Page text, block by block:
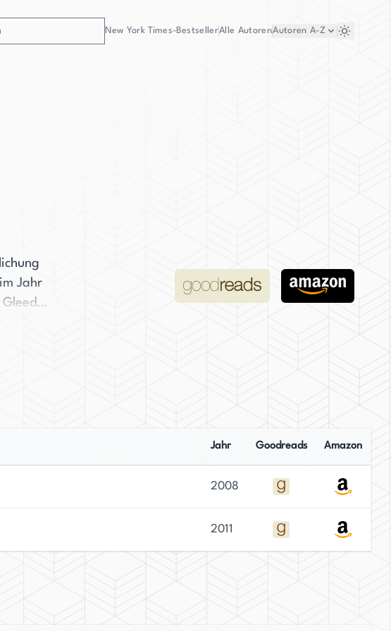
New York Times-BestsellerAlle AutorenAutoren A-Z
Jahr
hinter
sie
als
ihr
Jahr Goodreads Amazon
2008
2011